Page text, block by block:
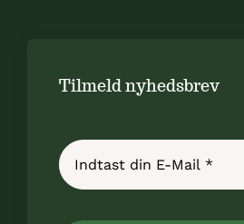
Tilmeld nyhedsbrev